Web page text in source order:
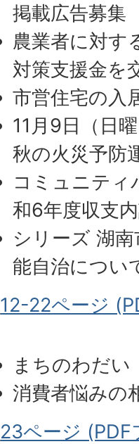
掲載広告募集
農業者に対す
対策支援金を
市営住宅の入
11月9日（日
秋の火災予防
コミュニティ
和6年度収支
シリーズ 湖
能自治につい
12-22ページ
まちのわだい
消費者悩みの
23ページ